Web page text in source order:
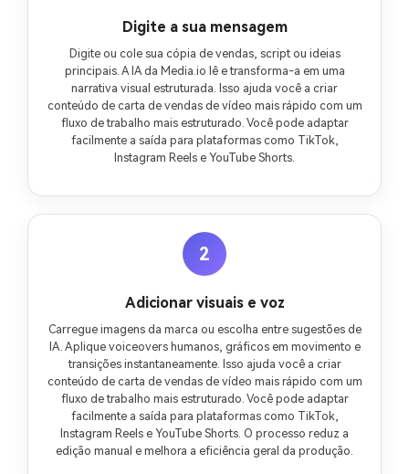
Digite a sua mensagem
Digite ou cole sua cópia de vendas, script ou ideias
principais. A IA da Media.io lê e transforma-a em uma
narrativa visual estruturada. Isso ajuda você a criar
conteúdo de carta de vendas de vídeo mais rápido com um
fluxo de trabalho mais estruturado. Você pode adaptar
facilmente a saída para plataformas como TikTok,
Instagram Reels e YouTube Shorts.
2
Adicionar visuais e voz
Carregue imagens da marca ou escolha entre sugestões de
IA. Aplique voiceovers humanos, gráficos em movimento e
transições instantaneamente. Isso ajuda você a criar
conteúdo de carta de vendas de vídeo mais rápido com um
fluxo de trabalho mais estruturado. Você pode adaptar
facilmente a saída para plataformas como TikTok,
Instagram Reels e YouTube Shorts. O processo reduz a
edição manual e melhora a eficiência geral da produção.